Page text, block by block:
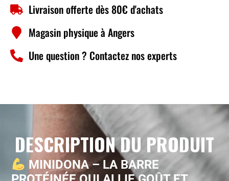
Livraison offerte dès 80€ d'achats
Magasin physique à Angers
Une question ? Contactez nos experts
DESCRIPTION DU PRODUIT
MINIDONA – LA BARRE